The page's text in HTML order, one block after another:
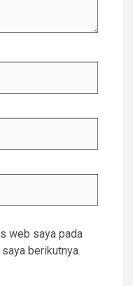
web saya pada
berikutnya.